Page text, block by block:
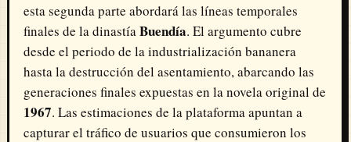
esta segunda parte abordará las líneas temporales
finales de la dinastía Buendía. El argumento cubre
desde el periodo de la industrialización bananera
hasta la destrucción del asentamiento, abarcando las
generaciones finales expuestas en la novela original de
1967. Las estimaciones de la plataforma apuntan a
capturar el tráfico de usuarios que consumieron los